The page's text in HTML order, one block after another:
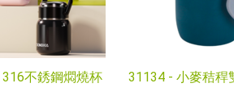
316不銹鋼燜燒杯 31134 - 小麥秸稈